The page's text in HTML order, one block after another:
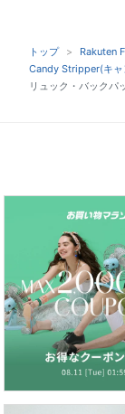
トップ
Rakuten
Candy Stripper(キャ
リュック・バックパ